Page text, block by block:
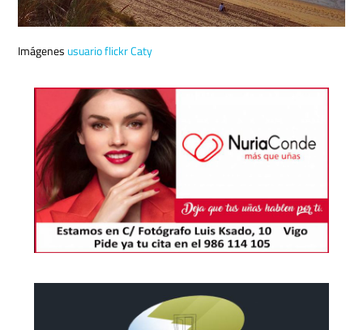
Imágenes usuario flickr Caty